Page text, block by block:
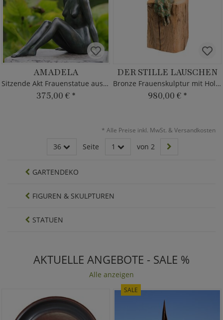
AMADELA
Sitzende Akt Frauenstatue aus Bronze
375,00 € *
DER STILLE LAUSCHEN
Bronze Frauenskulptur mit Holzsockel
980,00 € *
* Alle Preise inkl. MwSt. & Versandkosten
36 Seite 1 von 2
GARTENDEKO
FIGUREN & SKULPTUREN
STATUEN
AKTUELLE ANGEBOTE - SALE %
Alle anzeigen
SALE